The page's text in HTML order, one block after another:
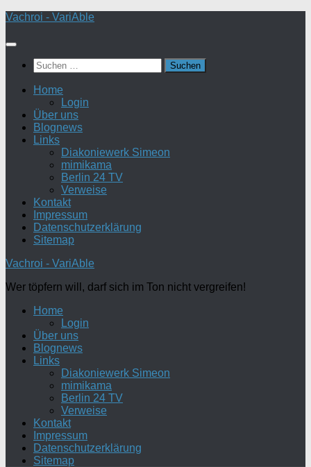
Zum
springen
Vachroi - VariAble
Suchen
nach:
Home
Login
Über uns
Blognews
Links
Diakoniewerk Simeon
mimikama
Berlin 24 TV
Verweise
Kontakt
Impressum
Datenschutzerklärung
Sitemap
Vachroi - VariAble
Wer töpfern will, darf sich im Ton nicht vergreifen!
Home
Login
Über uns
Blognews
Links
Diakoniewerk Simeon
mimikama
Berlin 24 TV
Verweise
Kontakt
Impressum
Datenschutzerklärung
Sitemap